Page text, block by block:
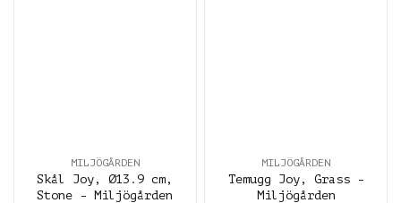
MILJÖGÅRDEN
Skål Joy, Ø13.9 cm,
Stone - Miljögården
MILJÖGÅRDEN
Temugg Joy, Grass -
Miljögården